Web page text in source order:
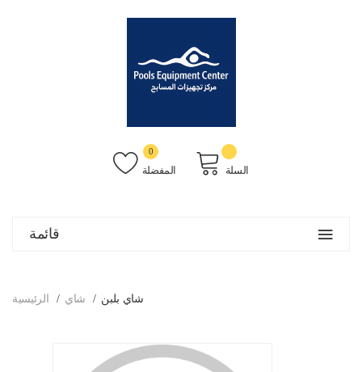
المفضلة
0
السلة
قائمة
الرئيسية شاي شاي بلبن